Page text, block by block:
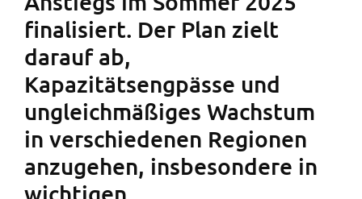
finalisiert. Der Plan zielt
darauf ab,
Kapazitätsengpässe und
ungleichmäßiges Wachstum
in verschiedenen Regionen
anzugehen, insbesondere in
wichtigen